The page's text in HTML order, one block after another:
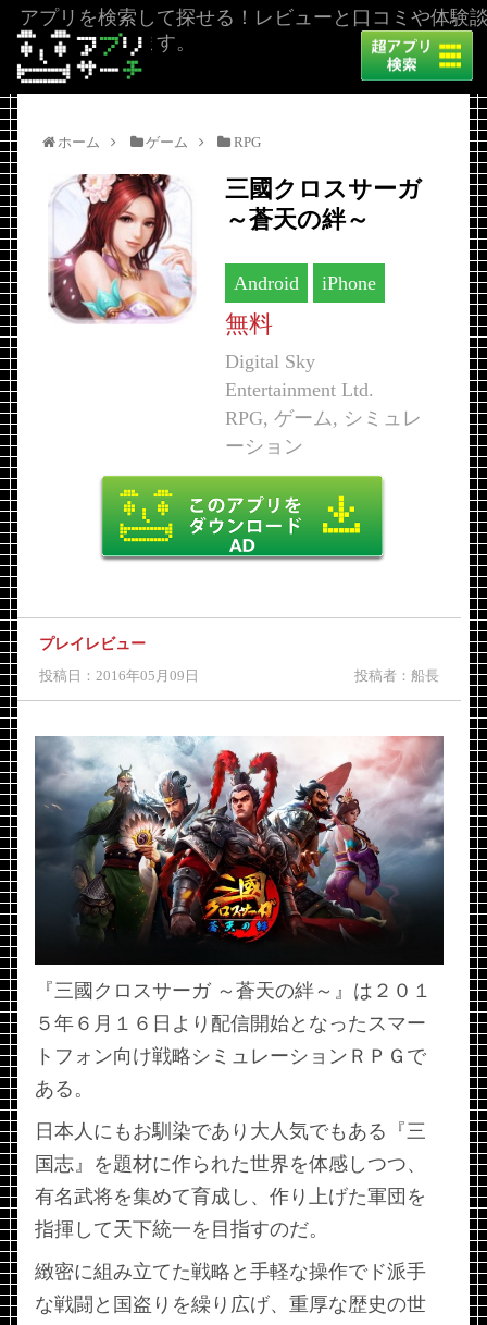
アプリを検索して探せる！レビューと口コミや体験
を掲載しています。
ホーム ゲーム RPG
三國クロスサーガ
～蒼天の絆～
Android iPhone
無料
Digital Sky
Entertainment Ltd.
RPG, ゲーム, シミュレ
ーション
プレイレビュー
投稿日：2016年05月09日 投稿者：船長
『三國クロスサーガ ～蒼天の絆～』は２０１
５年６月１６日より配信開始となったスマー
トフォン向け戦略シミュレーションＲＰＧで
ある。
日本人にもお馴染であり大人気でもある『三
国志』を題材に作られた世界を体感しつつ、
有名武将を集めて育成し、作り上げた軍団を
指揮して天下統一を目指すのだ。
緻密に組み立てた戦略と手軽な操作でド派手
な戦闘と国盗りを繰り広げ、重厚な歴史の世